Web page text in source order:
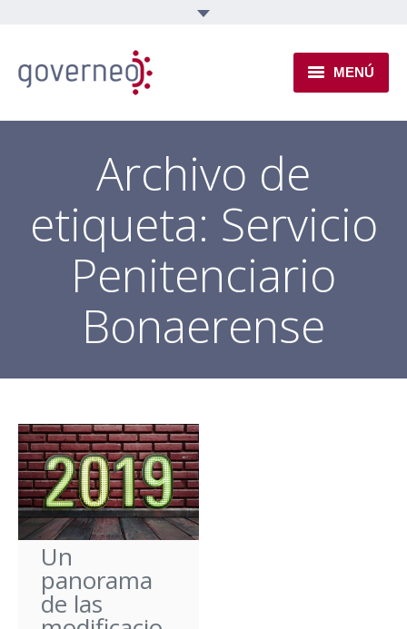
MENÚ
INSTITUCIONAL
EJES TEMÁTICOS
NOVEDADES
Archivo de
etiqueta: Servicio
Penitenciario
Bonaerense
Un
panorama
de las